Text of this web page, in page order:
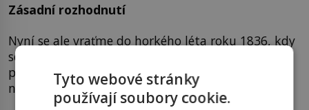
Zásadní rozhodnutí
Nyní se ale vraťme do horkého léta roku 1836, kdy
se Karel Hynek Mácha vydává na jednu ze svých
posledních toulek. Opět, už po několikáté zamíří
na Housku.Tyto webové stránky
používají soubory cookie.